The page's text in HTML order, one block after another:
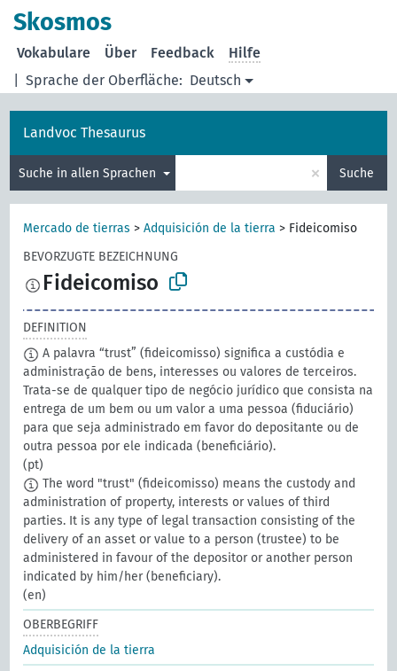
Skosmos
Sprache der Oberfläche: Deutsch
Vokabulare Über Feedback Hilfe
Landvoc Thesaurus
Suche in allen Sprachen × Suche
Mercado de tierras >Adquisición de la tierra > Fideicomiso
BEVORZUGTE BEZEICHNUNG
Fideicomiso
DEFINITION
A palavra “trust” (fideicomisso) significa a custódia e
administração de bens, interesses ou valores de terceiros.
Trata-se de qualquer tipo de negócio jurídico que consista na
entrega de um bem ou um valor a uma pessoa (fiduciário)
para que seja administrado em favor do depositante ou de
outra pessoa por ele indicada (beneficiário).
(pt)
The word "trust" (fideicomisso) means the custody and
administration of property, interests or values of third
parties. It is any type of legal transaction consisting of the
delivery of an asset or value to a person (trustee) to be
administered in favour of the depositor or another person
indicated by him/her (beneficiary).
(en)
OBERBEGRIFF
Adquisición de la tierra